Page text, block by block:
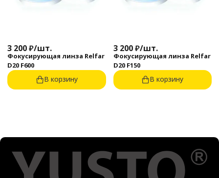
3 200₽/шт.
Фокусирующая линза Relfar
D20 F600
В корзину
3 200 ₽/шт.
Фокусирующая линза Relfar
D20 F150
В корзину